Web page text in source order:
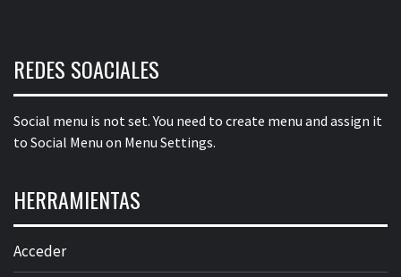
REDES SOACIALES
Social menu is not set. You need to create menu and assign it
to Social Menu on Menu Settings.
HERRAMIENTAS
Acceder